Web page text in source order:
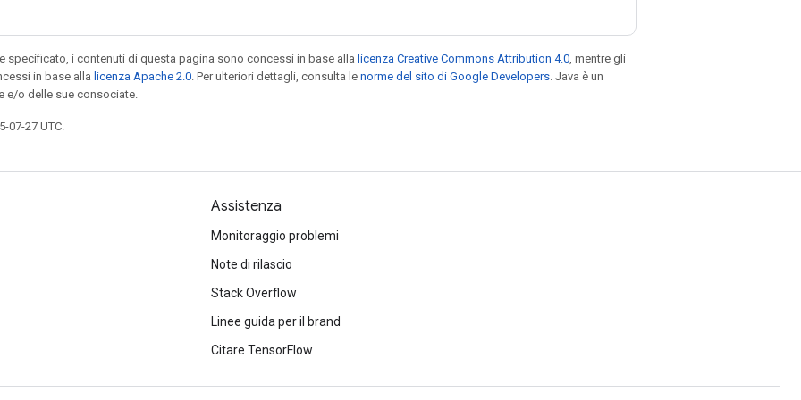
specificato, i contenuti di questa pagina sono concessi in base alla licenza Creative Commons Attribution 4.0 , mentre gli
in base alla licenza Apache 2.0 . Per ulteriori dettagli, consulta le norme del sito di Google Developers . Java è un
e/o delle sue consociate.
07-27 UTC.
Assistenza
Monitoraggio problemi
Note di rilascio
Stack Overflow
Linee guida per il brand
Citare TensorFlow